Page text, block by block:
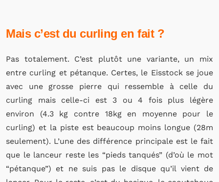
Mais c’est du curling en fait ?
Pas totalement. C’est plutôt une variante, un mix
entre curling et pétanque. Certes, le Eisstock se joue
avec une grosse pierre qui ressemble à celle du
curling mais celle-ci est 3 ou 4 fois plus légère
environ (4.3 kg contre 18kg en moyenne pour le
curling) et la piste est beaucoup moins longue (28m
seulement). L’une des différence principale est le fait
que le lanceur reste les “pieds tanqués” (d’où le mot
“pétanque”) et ne suis pas le disque qu’il vient de